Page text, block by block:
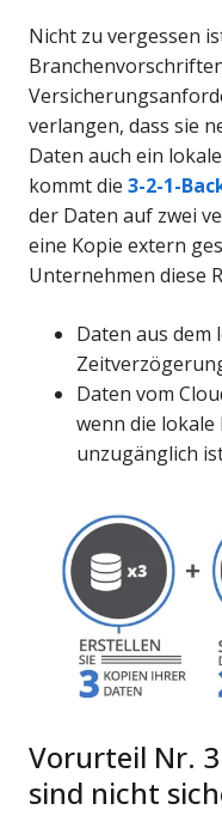
Nicht zu vergessen
verlangen, dass sie
Daten auch ein
kommt die 3-2-1-
der Daten auf zwei
eine Kopie extern
Unternehmen diese
Daten aus dem
Daten vom
wenn die
unzugänglich
Vorurteil Nr.
sind nicht